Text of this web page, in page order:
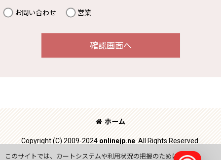
お問い合わせ 営業
確認画面へ
ホーム
Copyright (C) 2009-2024 onlinejp.ne All Rights Reserved.
このサイトでは、カートシステムや利用状況の把握のためにCookie